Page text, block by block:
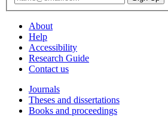
About
Help
Accessibility
Research Guide
Contact us
Journals
Theses and dissertations
Books and proceedings